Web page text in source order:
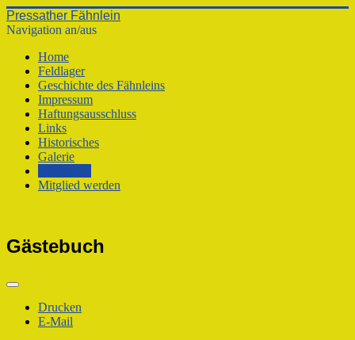
Pressather Fähnlein
Navigation an/aus
Home
Feldlager
Geschichte des Fähnleins
Impressum
Haftungsausschluss
Links
Historisches
Galerie
Mitglied werden
Gästebuch
Drucken
E-Mail